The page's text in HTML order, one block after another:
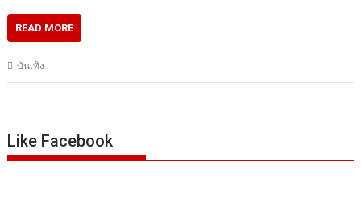
READ MORE
บันเทิง
Like Facebook